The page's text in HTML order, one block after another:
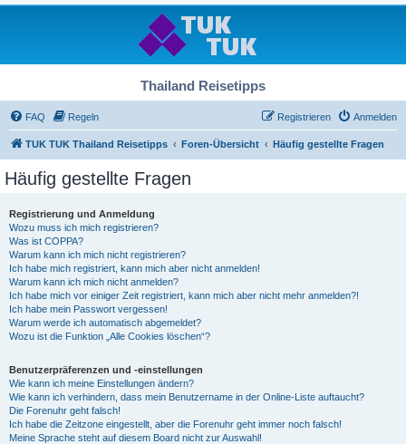
Thailand Reisetipps
FAQ Regeln Anmelden
Registrieren
TUK TUK Thailand Reisetipps Foren-Übersicht Häufig gestellte Fragen
Häufig gestellte Fragen
Registrierung und Anmeldung
Wozu muss ich mich registrieren?
Was ist COPPA?
Warum kann ich mich nicht registrieren?
Ich habe mich registriert, kann mich aber nicht anmelden!
Warum kann ich mich nicht anmelden?
Ich habe mich vor einiger Zeit registriert, kann mich aber nicht mehr anmelden?!
Ich habe mein Passwort vergessen!
Warum werde ich automatisch abgemeldet?
Wozu ist die Funktion „Alle Cookies löschen“?
Benutzerpräferenzen und -einstellungen
Wie kann ich meine Einstellungen ändern?
Wie kann ich verhindern, dass mein Benutzername in der Online-Liste auftaucht?
Die Forenuhr geht falsch!
Ich habe die Zeitzone eingestellt, aber die Forenuhr geht immer noch falsch!
Meine Sprache steht auf diesem Board nicht zur Auswahl!